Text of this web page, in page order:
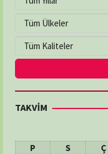
TAKVİM
P
S Ç